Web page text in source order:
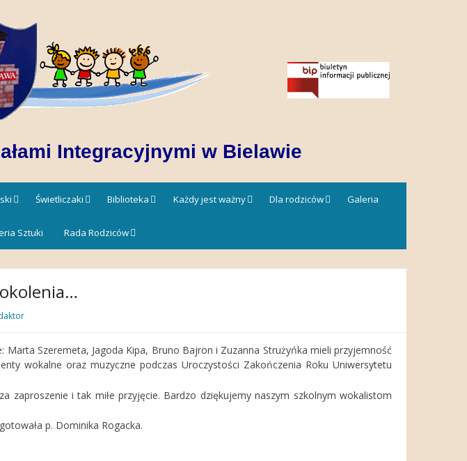
Integracyjnymi w Bielawie
Świetliczaki Biblioteka Każdy jest ważny Dla rodziców Galeria
Sztuki Rada Rodziców
Marta Szeremeta, Jagoda Kipa, Bruno Bajron i Zuzanna Strużyńka mieli przyjemność
wokalne oraz muzyczne podczas Uroczystości Zakończenia Roku Uniwersytetu
zaproszenie i tak miłe przyjęcie. Bardzo dziękujemy naszym szkolnym wokalistom
p. Dominika Rogacka.